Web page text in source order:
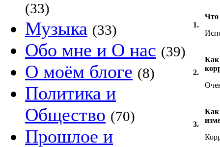
(33)
Музыка (33)
Обо мне и О нас (39)
О моём блоге (8)
Политика и
Общество (70)
Прошлое и
1.
Что
2.
Как
3.
Как